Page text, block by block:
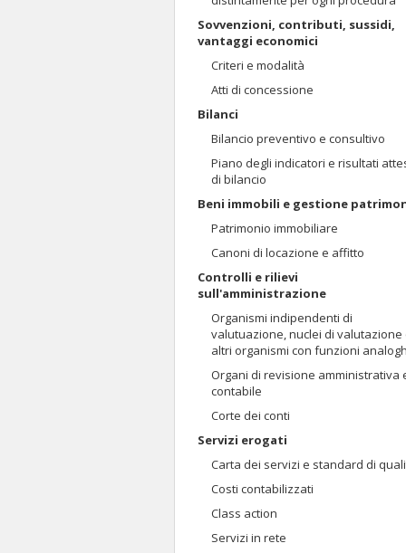
Sovvenzioni, contributi, sussidi,
vantaggi economici
Criteri e modalità
Atti di concessione
Bilanci
Bilancio preventivo e consultivo
Piano degli indicatori e risultati
di bilancio
Beni immobili e gestione
Patrimonio immobiliare
Canoni di locazione e affitto
Controlli e rilievi
sull'amministrazione
Organismi indipendenti di
valutuazione, nuclei di valutazione
altri organismi con funzioni
Organi di revisione amministrativa
contabile
Corte dei conti
Servizi erogati
Carta dei servizi e standard di
Costi contabilizzati
Class action
Servizi in rete